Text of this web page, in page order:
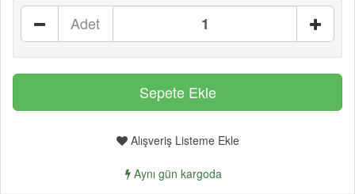
Adet
Alışveriş Listeme Ekle
Aynı gün kargoda